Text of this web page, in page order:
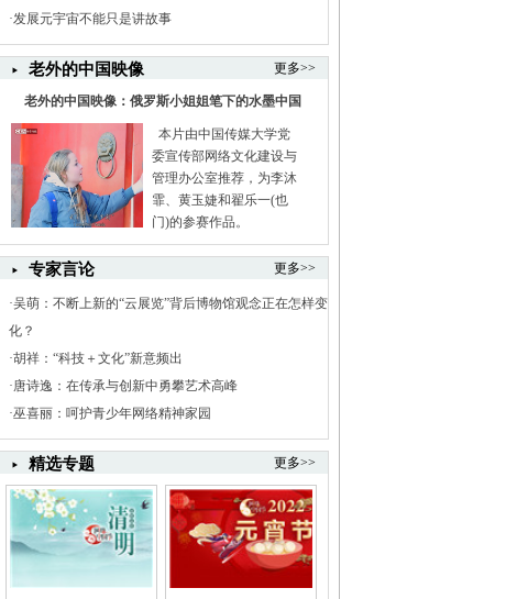
·发展元宇宙不能只是讲故事
老外的中国映像 更多>>
老外的中国映像：俄罗斯小姐姐笔下的水墨中国
本片由中国传媒大学党
委宣传部网络文化建设与
管理办公室推荐，为李沐
霏、黄玉婕和翟乐一(也
门)的参赛作品。
专家言论 更多>>
·吴萌：不断上新的“云展览”背后博物馆观念正在怎样变
化？
·胡祥：“科技＋文化”新意频出
·唐诗逸：在传承与创新中勇攀艺术高峰
·巫喜丽：呵护青少年网络精神家园
精选专题 更多>>